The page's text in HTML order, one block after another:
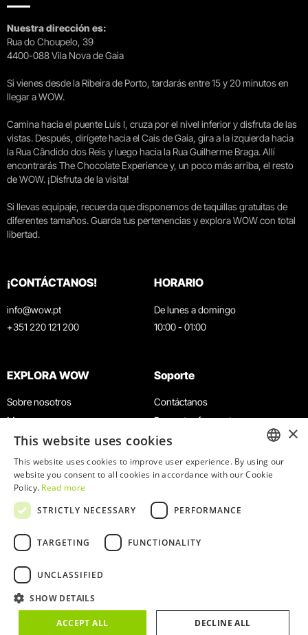
Nuestra dirección es:
Rua do Choupelo, 39
4400-088 Vila Nova de Gaia
Si vienes desde la Ribeira de Porto, tardarás entre 15 y 20 minutos en
llegar a WOW.
Camina hacia el puente Luís I, cruza por el nivel inferior y disfruta de las
vistas. Después, dirígete hacia el Cais de Gaia, gira a la izquierda hacia
la Rua Cândido dos Reis y luego hacia la Rua Guilherme Braga. Allí
encontrarás The Chocolate Experience y, un poco más arriba, el resto
de WOW. ¡Disfruta de la visita!
Si llevas equipaje, recuerda que disponemos de taquillas gratuitas de
diferentes tamaños. Guarda tus pertenencias y explora WOW con total
libertad.
¡CONTÁCTANOS!
info@wow.pt
+351 220 121 200
HORARIO
De lunes a domingo
10:00 - 01:00
EXPLORA WOW
Sobre nosotros
Museos
Agenda
Noticias
Restaurantes
Tarjeta WOW
Grupos y eventos
Servicio educativo
Soporte
Contáctanos
Preguntas frecuentes
Términos y condiciones
Política de privacidad y cookies
Trabaja con nosotros
Libro de reclamaciones
© 2026
WOW
ENGLISH
×
This website uses cookies
This website uses cookies to improve user experience. By using our
website you consent to all cookies in accordance with our Cookie
Policy. Read more
STRICTLY NECESSARY
PERFORMANCE
TARGETING FUNCTIONALITY
UNCLASSIFIED
SHOW DETAILS
ACCEPT ALL DECLINE ALL